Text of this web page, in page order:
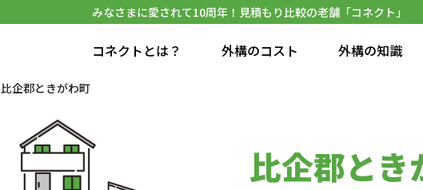
みなさまに愛されて10周年！見積もり比較の老舗「コネクト」
コネクトとは？ 外構のコスト 外構の知識
比企郡ときがわ町
比企郡とき